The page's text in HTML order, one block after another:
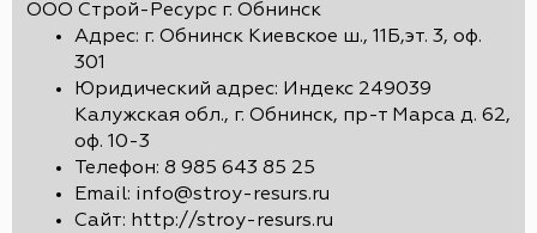
ООО Строй-Ресурс г. Обнинск
Адрес: г. Обнинск Киевское ш., 11Б,эт. 3, оф.
301
Юридический адрес: Индекс 249039
Калужская обл., г. Обнинск, пр-т Марса д. 62,
оф. 10-3
Телефон: 8 985 643 85 25
Email: info@stroy-resurs.ru
Сайт: http://stroy-resurs.ru